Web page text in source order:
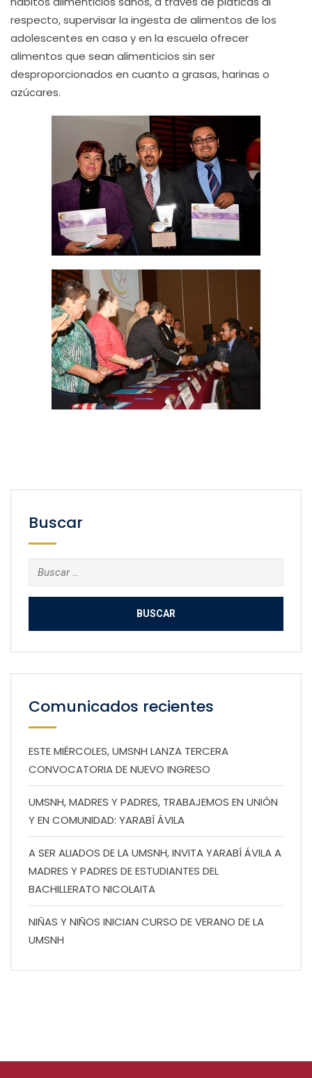
respecto, supervisar la ingesta de alimentos de los
adolescentes en casa y en la escuela ofrecer
alimentos que sean alimenticios sin ser
desproporcionados en cuanto a grasas, harinas o
azúcares.
Buscar
Buscar:
Comunicados recientes
ESTE MIÉRCOLES, UMSNH LANZA TERCERA
CONVOCATORIA DE NUEVO INGRESO
UMSNH, MADRES Y PADRES, TRABAJEMOS EN UNIÓN
Y EN COMUNIDAD: YARABÍ ÁVILA
A SER ALIADOS DE LA UMSNH, INVITA YARABÍ ÁVILA A
MADRES Y PADRES DE ESTUDIANTES DEL
BACHILLERATO NICOLAITA
NIÑAS Y NIÑOS INICIAN CURSO DE VERANO DE LA
UMSNH